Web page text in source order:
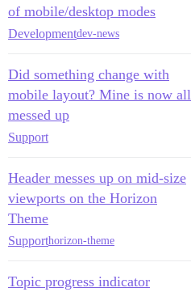
of mobile/desktop modes
Developmentdev-news
Did something change with
mobile layout? Mine is now all
messed up
Support
Header messes up on mid-size
viewports on the Horizon
Theme
Supporthorizon-theme
Topic progress indicator